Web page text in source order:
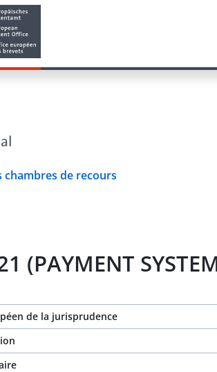
chambres de recours
(PAYMENT
de la jurisprudence